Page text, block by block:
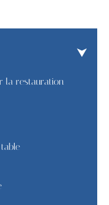
la restauration